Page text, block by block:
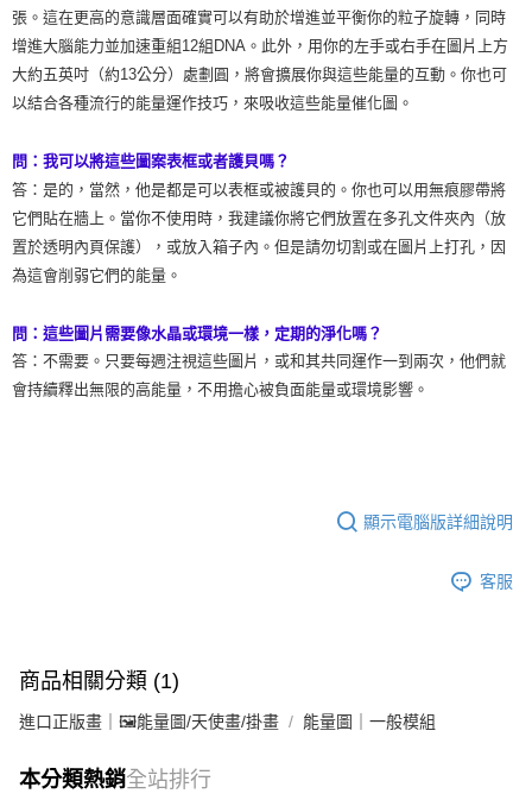
張。這在更高的意識層面確實可以有助於增進並平衡你的粒子旋轉，同時
增進大腦能力並加速重組12組DNA。此外，用你的左手或右手在圖片上方
大約五英吋（約13公分）處劃圓，將會擴展你與這些能量的互動。你也可
以結合各種流行的能量運作技巧，來吸收這些能量催化圖。
問：我可以將這些圖案表框或者護貝嗎？
答：是的，當然，他是都是可以表框或被護貝的。你也可以用無痕膠帶將
它們貼在牆上。當你不使用時，我建議你將它們放置在多孔文件夾內（放
置於透明內頁保護），或放入箱子內。但是請勿切割或在圖片上打孔，因
為這會削弱它們的能量。
問：這些圖片需要像水晶或環境一樣，定期的淨化嗎？
答：不需要。只要每週注視這些圖片，或和其共同運作一到兩次，他們就
會持續釋出無限的高能量，不用擔心被負面能量或環境影響。
顯示電腦版詳細說明
客服
商品相關分類 (1)
進口正版畫｜🖼️能量圖/天使畫/掛畫 能量圖｜一般模組
本分類熱銷全站排行